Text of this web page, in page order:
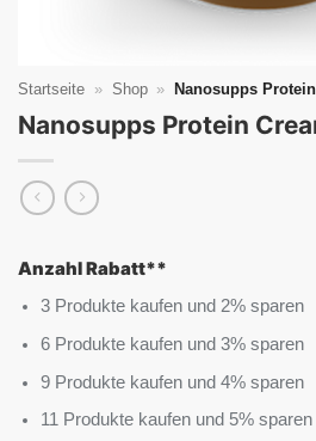
Startseite » Shop » Nanosupps
Nanosupps Protein
Anzahl Rabatt**
3 Produkte kaufen und 2% sparen
6 Produkte kaufen und 3% sparen
9 Produkte kaufen und 4% sparen
11 Produkte kaufen und 5% sparen